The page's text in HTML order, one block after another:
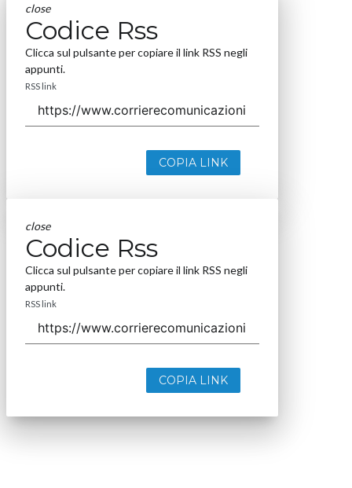
close
Codice Rss
Clicca sul pulsante per copiare il link RSS negli
appunti.
RSS link
COPIA LINK
close
Codice Rss
Clicca sul pulsante per copiare il link RSS negli
appunti.
RSS link
COPIA LINK